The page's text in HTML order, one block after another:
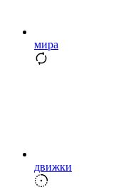
мира
движки